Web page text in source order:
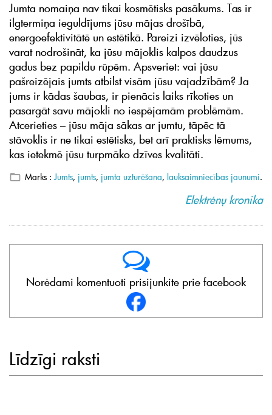
Jumta nomaiņa nav tikai kosmētisks pasākums. Tas ir
ilgtermiņa ieguldījums jūsu mājas drošībā,
energoefektivitātē un estētikā. Pareizi izvēloties, jūs
varat nodrošināt, ka jūsu mājoklis kalpos daudzus
gadus bez papildu rūpēm. Apsveriet: vai jūsu
pašreizējais jumts atbilst visām jūsu vajadzībām? Ja
jums ir kādas šaubas, ir pienācis laiks rīkoties un
pasargāt savu mājokli no iespējamām problēmām.
Atcerieties – jūsu māja sākas ar jumtu, tāpēc tā
stāvoklis ir ne tikai estētisks, bet arī praktisks lēmums,
kas ietekmē jūsu turpmāko dzīves kvalitāti.
Marks : Jumts, jumts, jumta uzturēšana, lauksaimniecības jaunumi.
Elektrėnų kronika
Norėdami komentuoti prisijunkite prie facebook
Līdzīgi raksti